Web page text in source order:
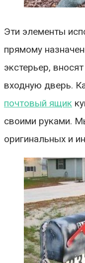
Эти элементы
прямому
экстерьер,
входную дверь.
почтовый ящик
своими руками.
оригинальных и